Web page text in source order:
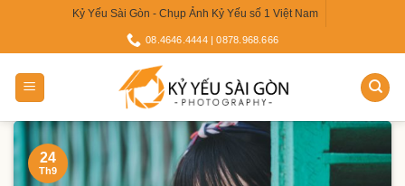
content
Kỷ Yếu Sài Gòn - Chụp Ảnh Kỷ Yếu số 1 Việt Nam
08.4646.4444 | 0878.968.666
24
Th9